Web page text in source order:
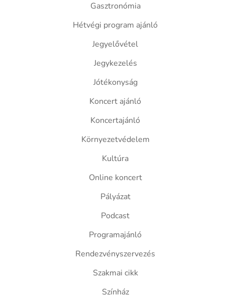
Gasztronómia
Hétvégi program ajánló
Jegyelővétel
Jegykezelés
Jótékonyság
Koncert ajánló
Koncertajánló
Környezetvédelem
Kultúra
Online koncert
Pályázat
Podcast
Programajánló
Rendezvényszervezés
Szakmai cikk
Színház